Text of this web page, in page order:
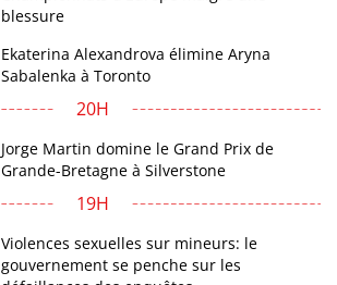
blessure
Ekaterina Alexandrova élimine Aryna
Sabalenka à Toronto
20H
Jorge Martin domine le Grand Prix de
Grande-Bretagne à Silverstone
19H
Violences sexuelles sur mineurs: le
gouvernement se penche sur les